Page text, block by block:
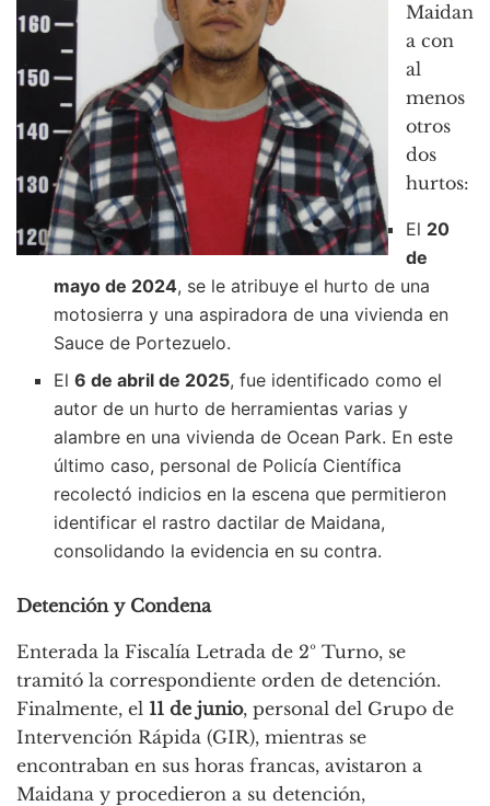
Maidan
a con
al
menos
otros
dos
hurtos:
El 20
de
mayo de 2024, se le atribuye el hurto de una
motosierra y una aspiradora de una vivienda en
Sauce de Portezuelo.
El6 de abril de 2025, fue identificado como el
autor de un hurto de herramientas varias y
alambre en una vivienda de Ocean Park. En este
último caso, personal de Policía Científica
recolectó indicios en la escena que permitieron
identificar el rastro dactilar de Maidana,
consolidando la evidencia en su contra.
Detención y Condena
Enterada la Fiscalía Letrada de 2º Turno, se
tramitó la correspondiente orden de detención.
Finalmente, el 11 de junio, personal del Grupo de
Intervención Rápida (GIR), mientras se
encontraban en sus horas francas, avistaron a
Maidana y procedieron a su detención,